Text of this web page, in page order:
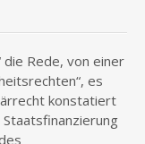
Rede, von einer
es
konstatiert